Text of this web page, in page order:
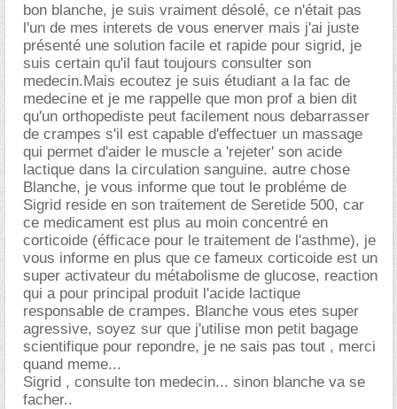
bon blanche, je suis vraiment désolé, ce n'était pas
l'un de mes interets de vous enerver mais j'ai juste
présenté une solution facile et rapide pour sigrid, je
suis certain qu'il faut toujours consulter son
medecin.Mais ecoutez je suis étudiant a la fac de
medecine et je me rappelle que mon prof a bien dit
qu'un orthopediste peut facilement nous debarrasser
de crampes s'il est capable d'effectuer un massage
qui permet d'aider le muscle a 'rejeter' son acide
lactique dans la circulation sanguine. autre chose
Blanche, je vous informe que tout le probléme de
Sigrid reside en son traitement de Seretide 500, car
ce medicament est plus au moin concentré en
corticoide (éfficace pour le traitement de l'asthme), je
vous informe en plus que ce fameux corticoide est un
super activateur du métabolisme de glucose, reaction
qui a pour principal produit l'acide lactique
responsable de crampes. Blanche vous etes super
agressive, soyez sur que j'utilise mon petit bagage
scientifique pour repondre, je ne sais pas tout , merci
quand meme...
Sigrid , consulte ton medecin... sinon blanche va se
facher..